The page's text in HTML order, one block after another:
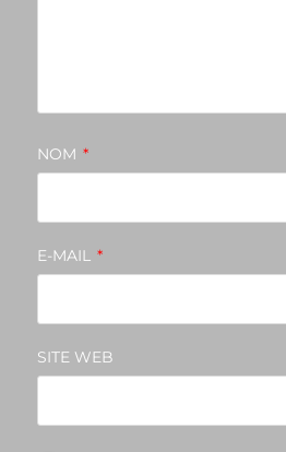
NOM *
E-MAIL *
SITE WEB